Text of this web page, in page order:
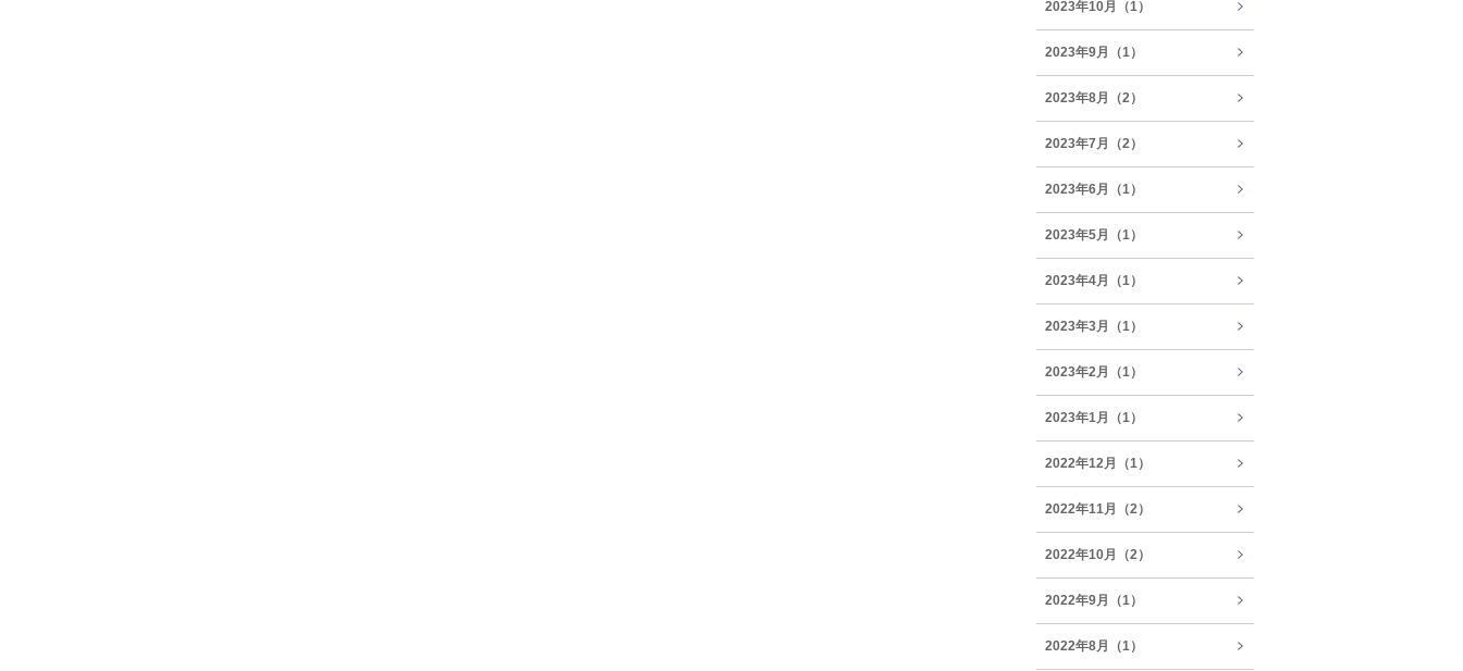
2023年10月（1）
2023年9月（1）
2023年8月（2）
2023年7月（2）
2023年6月（1）
2023年5月（1）
2023年4月（1）
2023年3月（1）
2023年2月（1）
2023年1月（1）
2022年12月（1）
2022年11月（2）
2022年10月（2）
2022年9月（1）
2022年8月（1）